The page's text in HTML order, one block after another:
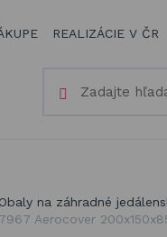
REALIZÁCIE V ČR
či balkóna
Obaly na záhradné
Aerocover